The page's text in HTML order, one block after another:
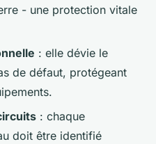
- une protection vitale
: elle dévie le
de défaut, protégeant
: chaque
doit être identifié